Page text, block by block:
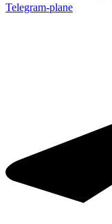
Telegram-plane